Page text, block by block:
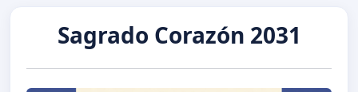
Sagrado Corazón 2031